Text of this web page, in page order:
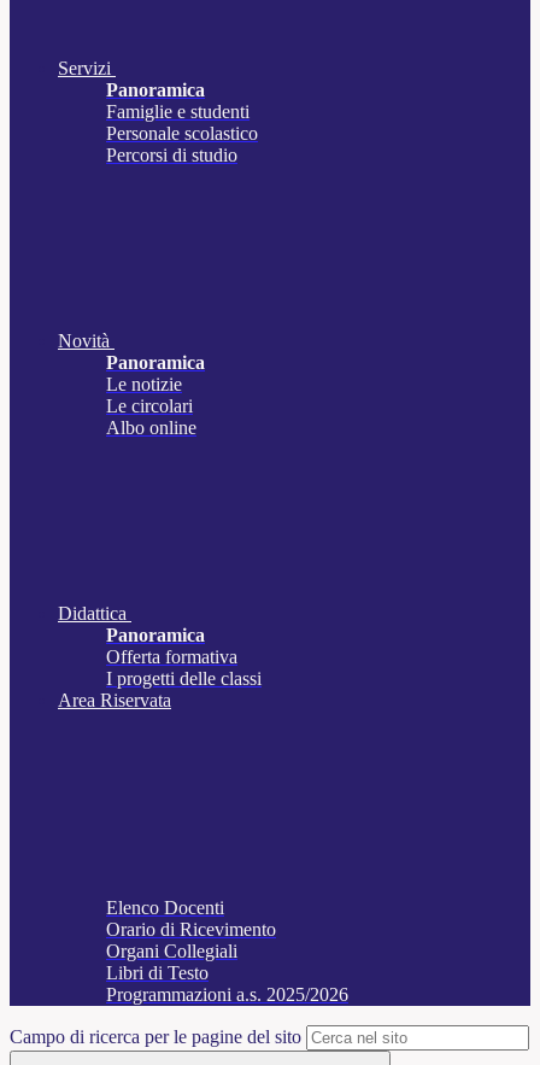
Servizi
Panoramica
Famiglie e studenti
Personale scolastico
Percorsi di studio
Novità
Panoramica
Le notizie
Le circolari
Albo online
Didattica
Panoramica
Offerta formativa
I progetti delle classi
Area Riservata
Elenco Docenti
Orario di Ricevimento
Organi Collegiali
Libri di Testo
Programmazioni a.s. 2025/2026
Campo di ricerca per le pagine del sito